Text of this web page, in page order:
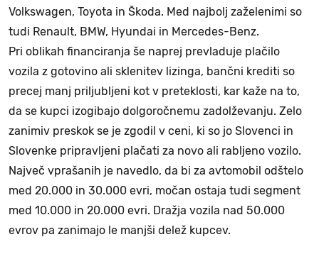
Volkswagen, Toyota in Škoda. Med najbolj zaželenimi so
tudi Renault, BMW, Hyundai in Mercedes-Benz.
Pri oblikah financiranja še naprej prevladuje plačilo
vozila z gotovino ali sklenitev lizinga, bančni krediti so
precej manj priljubljeni kot v preteklosti, kar kaže na to,
da se kupci izogibajo dolgoročnemu zadolževanju. Zelo
zanimiv preskok se je zgodil v ceni, ki so jo Slovenci in
Slovenke pripravljeni plačati za novo ali rabljeno vozilo.
Največ vprašanih je navedlo, da bi za avtomobil odštelo
med 20.000 in 30.000 evri, močan ostaja tudi segment
med 10.000 in 20.000 evri. Dražja vozila nad 50.000
evrov pa zanimajo le manjši delež kupcev.